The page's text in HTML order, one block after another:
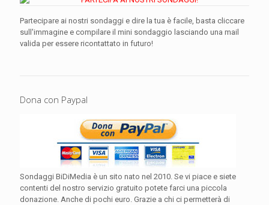
Partecipare ai nostri sondaggi e dire la tua è facile, basta cliccare
sull'immagine e compilare il mini sondaggio lasciando una mail
valida per essere ricontattato in futuro!
Dona con Paypal
Sondaggi BiDiMedia è un sito nato nel 2010. Se vi piace e siete
contenti del nostro servizio gratuito potete farci una piccola
donazione. Anche di pochi euro. Grazie a chi ci permetterà di